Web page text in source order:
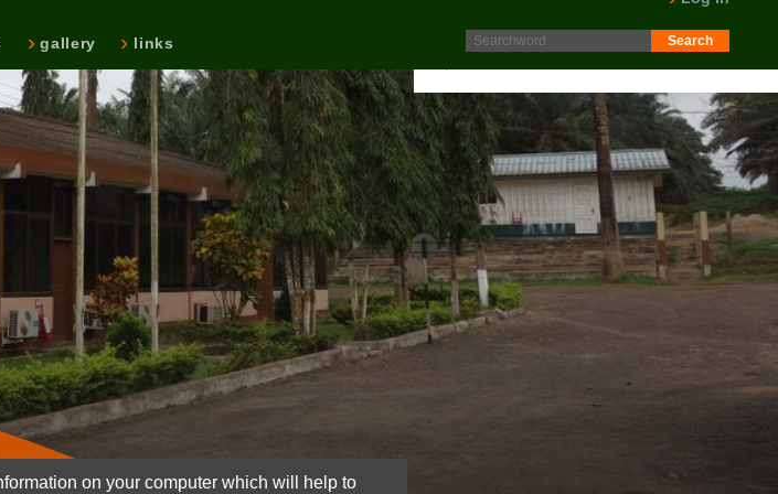
gallery links
Protokoll fra generalforsamling 2025 er nå lagt ut på
on the Intranet. Please log in.
on your computer which will help to